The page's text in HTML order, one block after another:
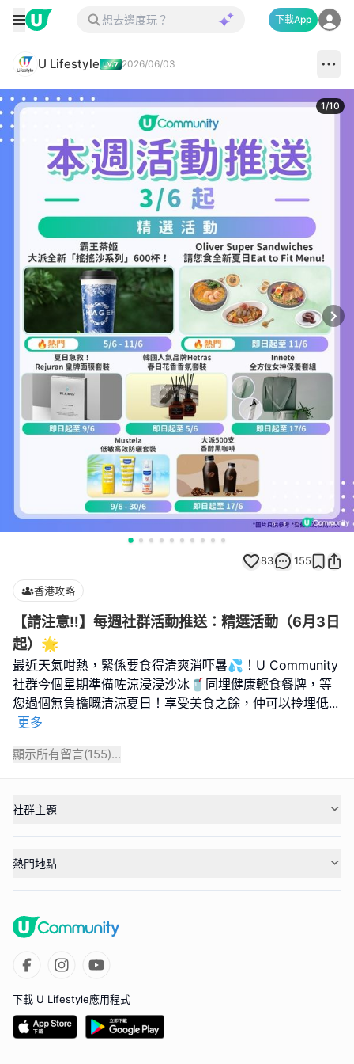
下載App
U Lifestyle 2026/06/03
1/10
83 155
香港攻略
【請注意‼️】每週社群活動推送：精選活動（6月3日
起）🌟
最近天氣咁熱，緊係要食得清爽消吓暑💦！U Community
社群今個星期準備咗涼浸浸沙冰🥤同埋健康輕食餐牌，等
您過個無負擔嘅清涼夏日！享受美食之餘，仲可以拎埋低...
更多
顯示所有留言(155)...
社群主題
熱門地點
下載 U Lifestyle應用程式